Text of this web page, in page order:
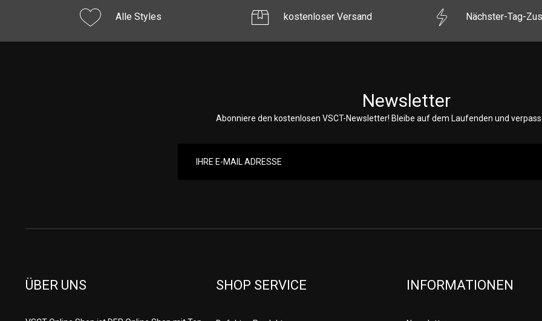
Alle Styles kostenloser Versand Nächster-Tag-
Newsletter
Abonniere den kostenlosen VSCT-Newsletter! Bleibe auf dem Laufenden und
ÜBER UNS SHOP SERVICE INFORMATIONEN